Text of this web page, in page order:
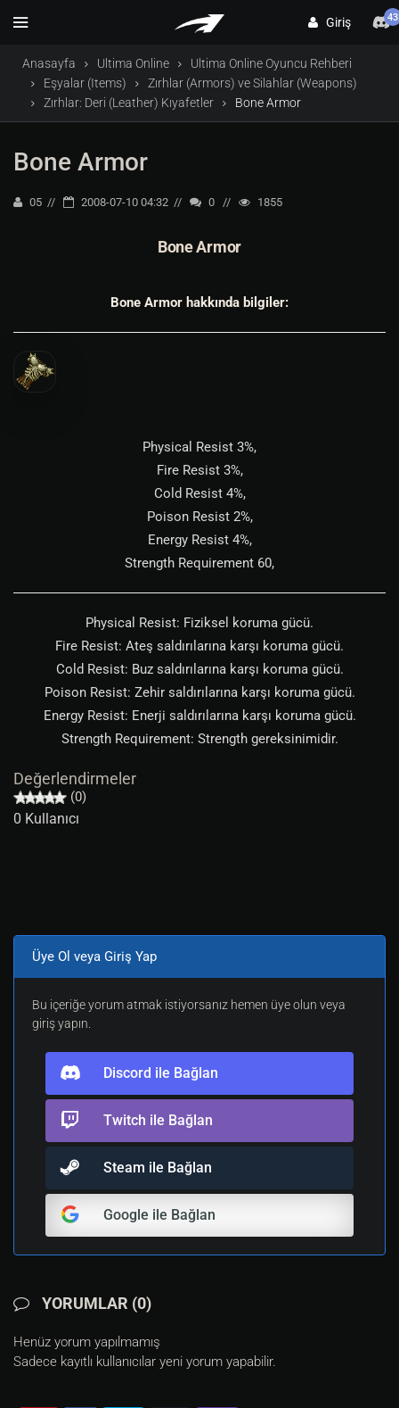
Giriş 43
Anasayfa Ultima Online
Ultima Online Oyuncu Rehberi
Eşyalar (Items)
Zırhlar (Armors) ve Silahlar (Weapons)
Zırhlar: Deri (Leather) Kıyafetler
Bone Armor
Bone Armor
05 2008-07-10 04:32 0 1855
Bone Armor
Bone Armor hakkında bilgiler:
Physical Resist 3%,
Fire Resist 3%,
Cold Resist 4%,
Poison Resist 2%,
Energy Resist 4%,
Strength Requirement 60,
Physical Resist: Fiziksel koruma gücü.
Fire Resist: Ateş saldırılarına karşı koruma gücü.
Cold Resist: Buz saldırılarına karşı koruma gücü.
Poison Resist: Zehir saldırılarına karşı koruma gücü.
Energy Resist: Enerji saldırılarına karşı koruma gücü.
Strength Requirement: Strength gereksinimidir.
Değerlendirmeler
(0)
0 Kullanıcı
Üye Ol veya Giriş Yap
Bu içeriğe yorum atmak istiyorsanız hemen üye olun veya
giriş yapın.
Discord ile Bağlan
Twitch ile Bağlan
Steam ile Bağlan
Google ile Bağlan
YORUMLAR (0)
Henüz yorum yapılmamış
Sadece kayıtlı kullanıcılar yeni yorum yapabilir.